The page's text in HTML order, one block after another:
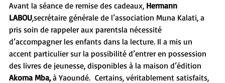
Avant la séance de remise des cadeaux, Hermann
LABOU,secrétaire générale de l’association Muna Kalati, a
pris soin de rappeler aux parentsla nécessité
d’accompagner les enfants dans la lecture. Il a mis un
accent particulier sur la possibilité d’entrer en possession
des livres de jeunesse, disponibles à la maison d’édition
Akoma Mba, à Yaoundé.  Certains, véritablement satisfaits,